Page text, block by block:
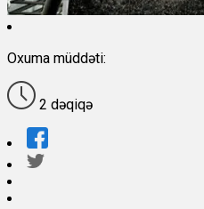
Oxuma müddəti:
2 dəqiqə